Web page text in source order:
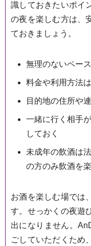
識しておきたいポイ
の夜を楽しむ方は、
ておきましょう。
無理のないペー
料金や利用方法
目的地の住所や
一緒に行く相手
しておく
未成年の飲酒は
の方のみ飲酒を
お酒を楽しむ場では
す。せっかくの夜遊
出になりません。
ごしていただくため